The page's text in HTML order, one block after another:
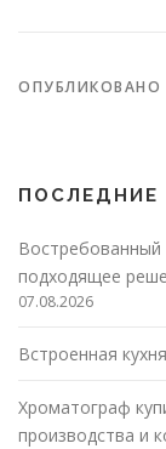
ОПУБЛИКОВАНО
ПОСЛЕДНИЕ
подходящее
07.08.2026
Встроенная кухня
Хроматограф
производства и